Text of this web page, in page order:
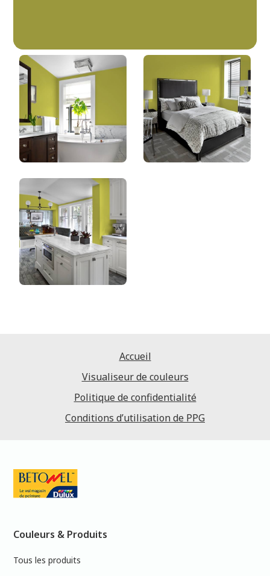
Authentique
DLX1218-7
Accueil
Visualiseur de couleurs
Politique de confidentialité
Conditions d’utilisation de PPG
Couleurs & Produits
Tous les produits